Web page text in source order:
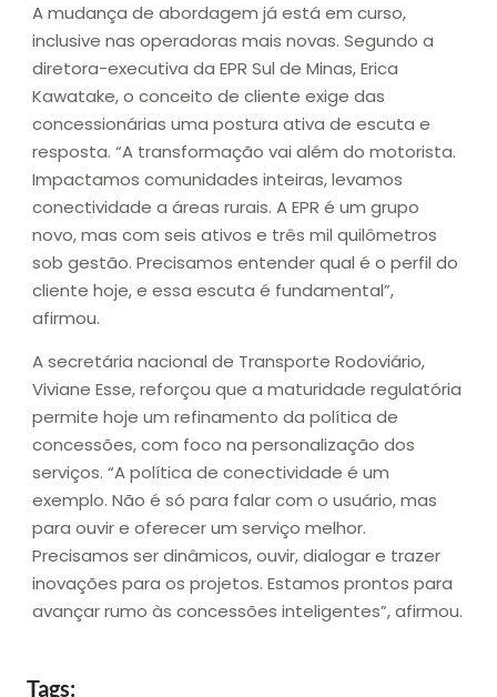
A mudança de abordagem já está em curso,
inclusive nas operadoras mais novas. Segundo a
diretora-executiva da EPR Sul de Minas, Erica
Kawatake, o conceito de cliente exige das
concessionárias uma postura ativa de escuta e
resposta. “A transformação vai além do motorista.
Impactamos comunidades inteiras, levamos
conectividade a áreas rurais. A EPR é um grupo
novo, mas com seis ativos e três mil quilômetros
sob gestão. Precisamos entender qual é o perfil do
cliente hoje, e essa escuta é fundamental”,
afirmou.
A secretária nacional de Transporte Rodoviário,
Viviane Esse, reforçou que a maturidade regulatória
permite hoje um refinamento da política de
concessões, com foco na personalização dos
serviços. “A política de conectividade é um
exemplo. Não é só para falar com o usuário, mas
para ouvir e oferecer um serviço melhor.
Precisamos ser dinâmicos, ouvir, dialogar e trazer
inovações para os projetos. Estamos prontos para
avançar rumo às concessões inteligentes”, afirmou.
Tags: